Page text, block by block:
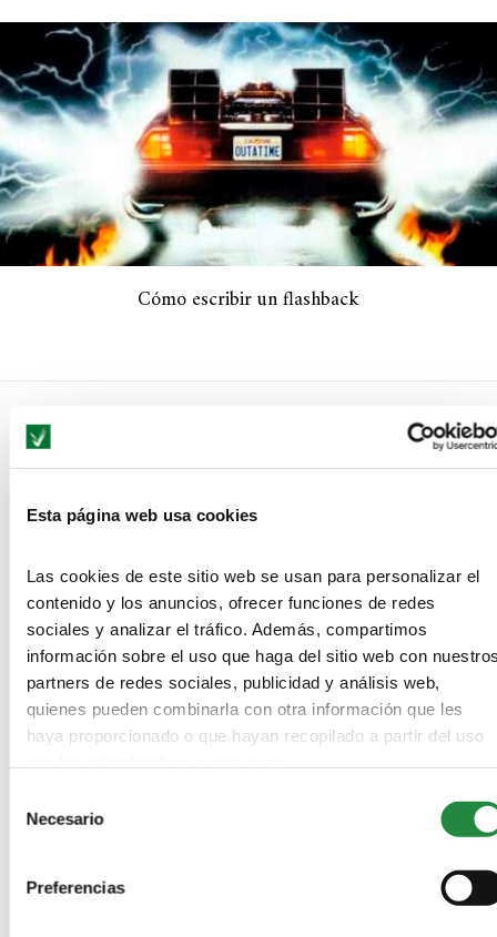
Esta página web usa cookies
Las cookies de este sitio web se usan para personalizar el
contenido y los anuncios, ofrecer funciones de redes
sociales y analizar el tráfico. Además, compartimos
información sobre el uso que haga del sitio web con
partners de redes sociales, publicidad y análisis web,
quienes pueden combinarla con otra información que les
haya proporcionado o que hayan recopilado a partir del uso
Necesario
Preferencias
Cómo escribir un flashback
LEAVE A REPLY
Save my name, email, and website in this browser for the next
Información básica acerca de cómo protegemos tus datos conforme al
Reglamento General de Protección de Datos (Reglamento UE 2016/679)